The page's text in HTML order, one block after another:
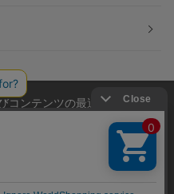
コンテンツの最適な提供、ト
を使用しています。
の利用に同意したことも
をご確認ください。